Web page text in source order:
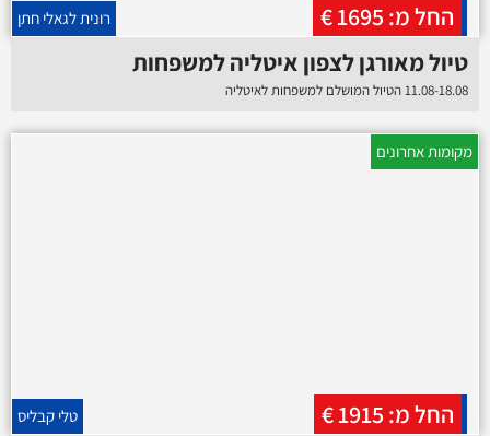
רונית לגאלי חתן
החל מ: 1695 €
טיול מאורגן לצפון איטליה למשפחות
11.08-18.08 הטיול המושלם למשפחות לאיטליה
מקומות אחרונים
טלי קבליס
החל מ: 1915 €